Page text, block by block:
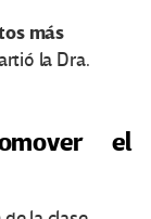
más
la Dra.
el